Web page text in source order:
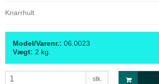
Knarrhult
Model/Varenr.: 06.0023
Vægt: 2 kg.
stk.